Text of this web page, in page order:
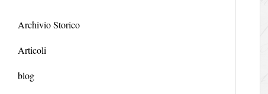
Archivio Storico
Articoli
blog